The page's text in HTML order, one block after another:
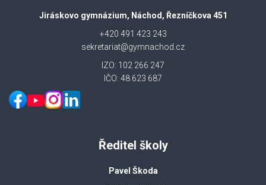
Jiráskovo gymnázium, Náchod, Řezníčkova 451
+420 491 423 243
sekretariat@gymnachod.cz
IZO: 102 266 247
IČO: 48 623 687
Ředitel školy
Pavel Škoda